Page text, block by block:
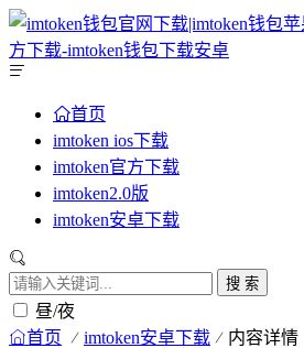
首页
imtoken ios下载
imtoken官方下载
imtoken2.0版
imtoken安卓下载
搜 索
昼/夜
首页 imtoken安卓下载 内容详情